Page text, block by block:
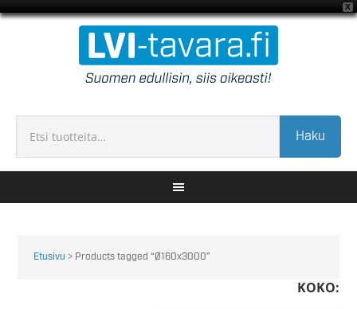
X
Haku
Etusivu > Products tagged “Ø160x3000”
KOKO: